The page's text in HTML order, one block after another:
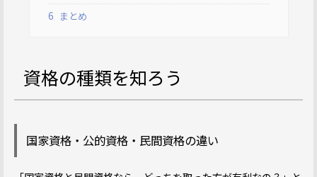
6
まとめ
資格の種類を知ろう
国家資格・公的資格・民間資格の違い